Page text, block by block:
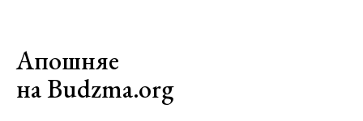
Апошняе
на Budzma.org